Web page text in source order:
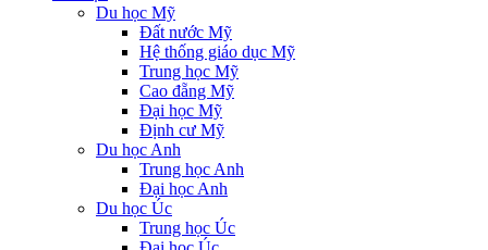
Du học Mỹ
Đất nước Mỹ
Hệ thống giáo dục Mỹ
Trung học Mỹ
Cao đẵng Mỹ
Đại học Mỹ
Định cư Mỹ
Du học Anh
Trung học Anh
Đại học Anh
Du học Úc
Trung học Úc